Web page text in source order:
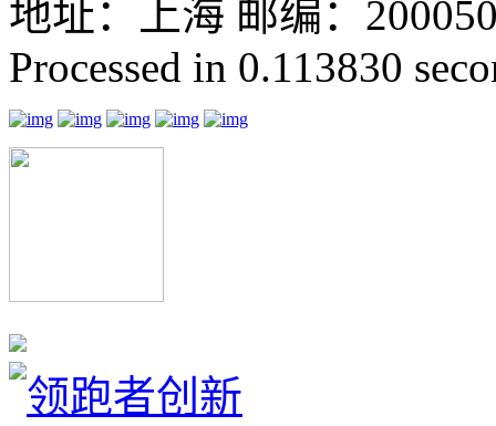
地址：上海 邮编：
Processed in 0.113830